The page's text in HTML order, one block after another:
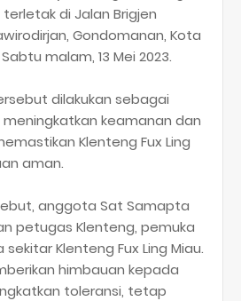
terletak di Jalan Brigjen
Gondomanan, Kota
malam, 13 Mei 2023.
dilakukan sebagai
keamanan dan
Klenteng Fux Ling
aman.
anggota Sat Samapta
petugas Klenteng, pemuka
Klenteng Fux Ling Miau.
himbauan kepada
toleransi, tetap